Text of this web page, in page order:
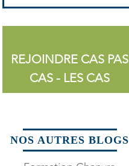
REJOINDRE CAS PAS
CAS - LES CAS
NOS AUTRES BLOGS